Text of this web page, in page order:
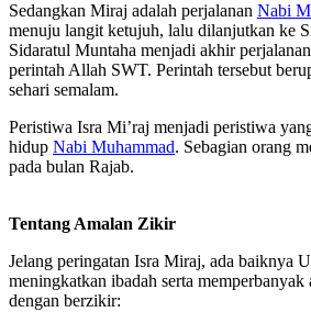
Sedangkan Miraj adalah perjalanan Nabi
menuju langit ketujuh, lalu dilanjutkan ke
Sidaratul Muntaha menjadi akhir
perintah Allah SWT. Perintah tersebut
sehari semalam.
Peristiwa Isra Mi’raj menjadi peristiwa
hidup Nabi Muhammad. Sebagian orang
pada bulan Rajab.
Tentang Amalan Zikir
Jelang peringatan Isra Miraj, ada baiknya
meningkatkan ibadah serta memperbanyak
dengan berzikir: